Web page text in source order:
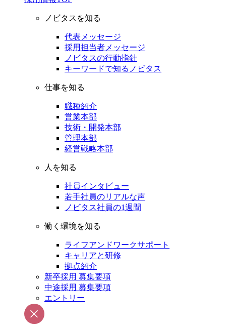
ノビタスを知る
代表メッセージ
採用担当者メッセージ
ノビタスの行動指針
キーワードで知るノビタス
仕事を知る
職種紹介
営業本部
技術・開発本部
管理本部
経営戦略本部
人を知る
社員インタビュー
若手社員のリアルな声
ノビタス社員の1週間
働く環境を知る
ライフアンドワークサポート
キャリアと研修
拠点紹介
新卒採用 募集要項
中途採用 募集要項
エントリー